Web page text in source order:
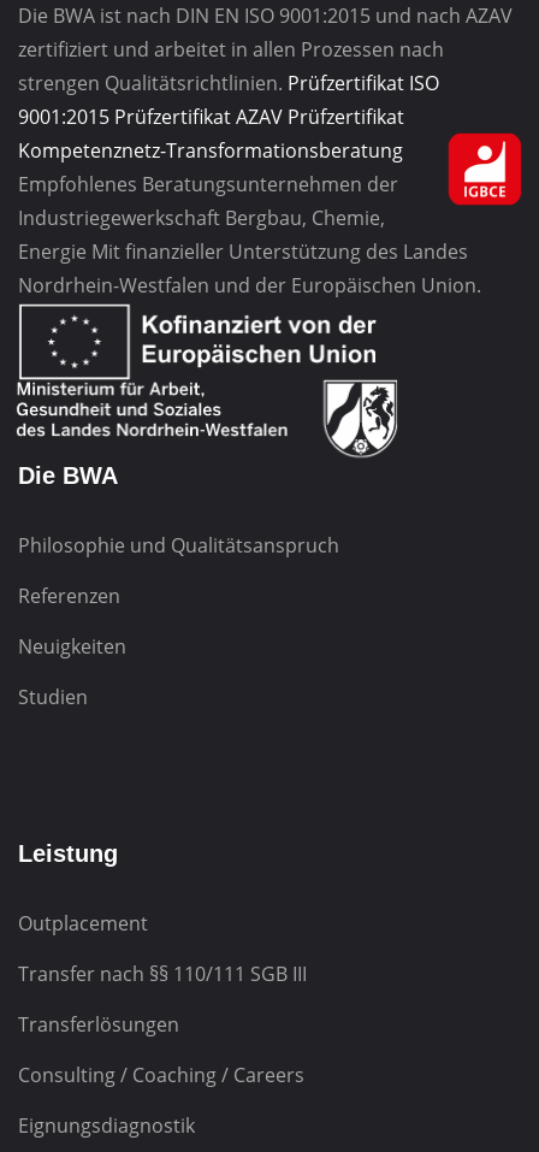
Die BWA ist nach DIN EN ISO 9001:2015 und nach AZAV
zertifiziert und arbeitet in allen Prozessen nach
strengen Qualitätsrichtlinien. Prüfzertifikat ISO
9001:2015 Prüfzertifikat AZAV Prüfzertifikat
Kompetenznetz-Transformationsberatung
Empfohlenes Beratungsunternehmen der
Industriegewerkschaft Bergbau, Chemie,
Energie Mit finanzieller Unterstützung des Landes
Nordrhein-Westfalen und der Europäischen Union.
Die BWA
Philosophie und Qualitätsanspruch
Referenzen
Neuigkeiten
Studien
Leistung
Outplacement
Transfer nach §§ 110/111 SGB III
Transferlösungen
Consulting / Coaching / Careers
Eignungsdiagnostik